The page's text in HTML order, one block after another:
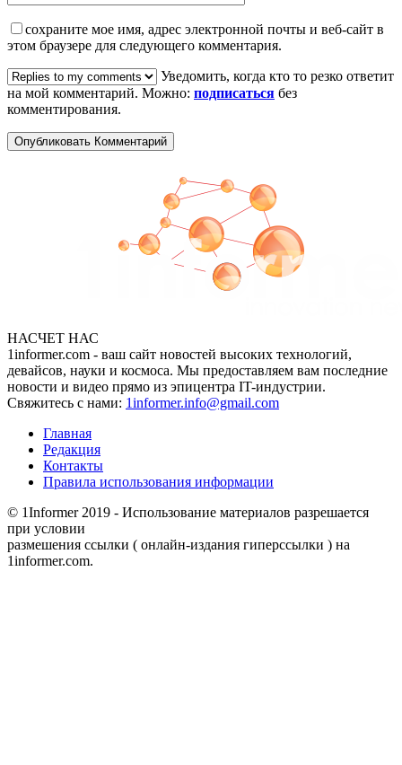
сохраните мое имя, адрес электронной почты и веб-сайт в
этом браузере для следующего комментария.
Уведомить, когда кто то резко ответит
на мой комментарий. Можно: подписаться без
комментирования.
НАСЧЕТ НАС
1informer.com - ваш сайт новостей высоких технологий,
девайсов, науки и космоса. Мы предоставляем вам последние
новости и видео прямо из эпицентра IT-индустрии.
Свяжитесь с нами: 1informer.info@gmail.com
Главная
Редакция
Контакты
Правила использования информации
© 1Informer 2019 - Использование материалов разрешается
при условии
размешения ссылки ( онлайн-издания гиперссылки ) на
1informer.com.